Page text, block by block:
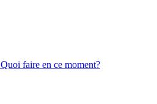
Quoi faire en ce moment?